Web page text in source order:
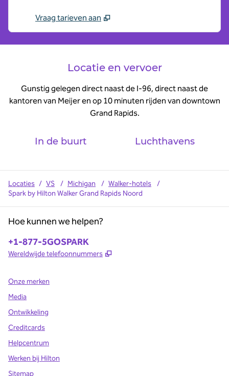
Vraag tarieven aan
Locatie en vervoer
Gunstig gelegen direct naast de I-96, direct naast de
kantoren van Meijer en op 10 minuten rijden van downtown
Grand Rapids.
In de buurt Luchthavens
Locaties / VS / Michigan / Walker-hotels
/
Spark by Hilton Walker Grand Rapids Noord
Hoe kunnen we helpen?
Telefoon:
+1-877-5GOSPARK
Wereldwijde telefoonnummers ,
Onze merken
Media
Ontwikkeling
Creditcards
Helpcentrum
Werken bij Hilton
Sitemap